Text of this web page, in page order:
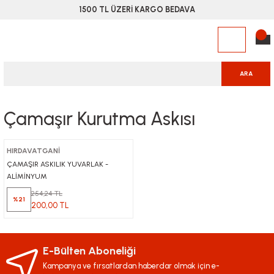
1500 TL ÜZERİ KARGO BEDAVA
ARA
Çamaşır Kurutma Askısı
HIRDAVATGANİ
ÇAMAŞIR ASKILIK YUVARLAK -
ALİMİNYUM
%21
254,24 TL
200,00 TL
E-Bülten Aboneliği
Kampanya ve fırsatlardan haberdar olmak için e-